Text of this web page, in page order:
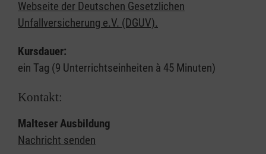
Webseite der Deutschen Gesetzlichen
Unfallversicherung e.V. (DGUV).
Kursdauer:
ein Tag (9 Unterrichtseinheiten à 45 Minuten)
Kontakt:
Malteser Ausbildung
Nachricht senden